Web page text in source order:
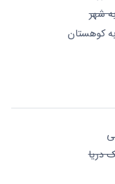
شهر
کوهستان
دریا